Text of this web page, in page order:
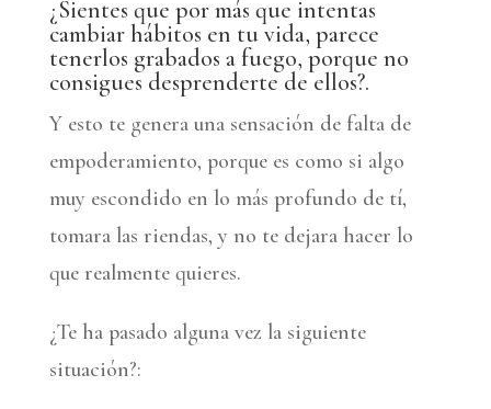
¿Sientes que por más que intentas
cambiar hábitos en tu vida, parece
tenerlos grabados a fuego, porque no
consigues desprenderte de ellos?.
Y esto te genera una sensación de falta de
empoderamiento, porque es como si algo
muy escondido en lo más profundo de tí,
tomara las riendas, y no te dejara hacer lo
que realmente quieres.
¿Te ha pasado alguna vez la siguiente
situación?: